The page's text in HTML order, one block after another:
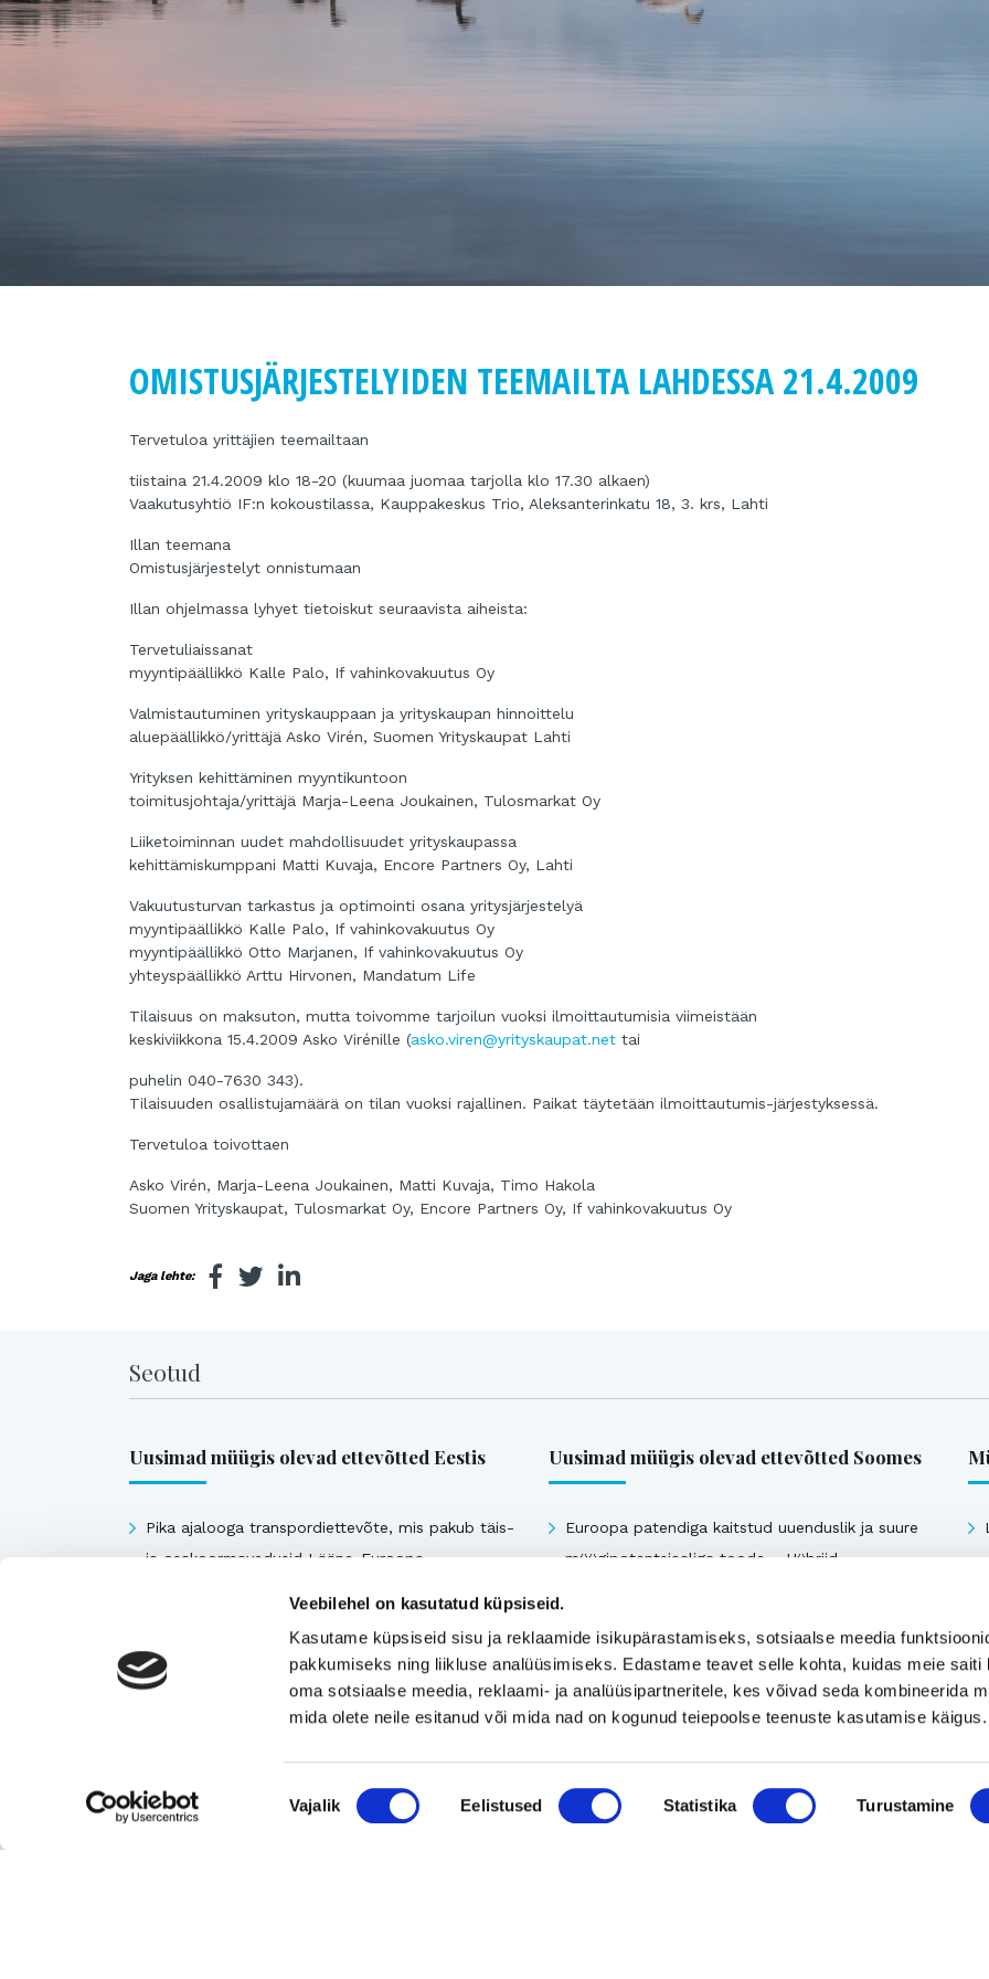
Veebilehel on kasutatud küpsiseid.
Kasutame küpsiseid sisu ja reklaamide isikupärastamiseks, sotsiaalse meedia
pakkumiseks ning liikluse analüüsimiseks. Edastame teavet selle kohta, kuidas meie saiti
oma sotsiaalse meedia, reklaami- ja analüüsipartneritele, kes võivad seda kombineerida
mida olete neile esitanud või mida nad on kogunud teiepoolse teenuste kasutamise käigus.
Nõusoleku
valik
Vajalik Eelistused Statistika Turustamine
OMISTUSJÄRJESTELYIDEN TEEMAILTA LAHDESSA 21.4.2009
Tervetuloa yrittäjien teemailtaan
tiistaina 21.4.2009 klo 18-20 (kuumaa juomaa tarjolla klo 17.30 alkaen)
Vaakutusyhtiö IF:n kokoustilassa, Kauppakeskus Trio, Aleksanterinkatu 18, 3. krs, Lahti
Illan teemana
Omistusjärjestelyt onnistumaan
Illan ohjelmassa lyhyet tietoiskut seuraavista aiheista:
Tervetuliaissanat
myyntipäällikkö Kalle Palo, If vahinkovakuutus Oy
Valmistautuminen yrityskauppaan ja yrityskaupan hinnoittelu
aluepäällikkö/yrittäjä Asko Virén, Suomen Yrityskaupat Lahti
Yrityksen kehittäminen myyntikuntoon
toimitusjohtaja/yrittäjä Marja-Leena Joukainen, Tulosmarkat Oy
Liiketoiminnan uudet mahdollisuudet yrityskaupassa
kehittämiskumppani Matti Kuvaja, Encore Partners Oy, Lahti
Vakuutusturvan tarkastus ja optimointi osana yritysjärjestelyä
myyntipäällikkö Kalle Palo, If vahinkovakuutus Oy
myyntipäällikkö Otto Marjanen, If vahinkovakuutus Oy
yhteyspäällikkö Arttu Hirvonen, Mandatum Life
Tilaisuus on maksuton, mutta toivomme tarjoilun vuoksi ilmoittautumisia viimeistään
keskiviikkona 15.4.2009 Asko Virénille (asko.viren@yrityskaupat.net tai
puhelin 040-7630 343).
Tilaisuuden osallistujamäärä on tilan vuoksi rajallinen. Paikat täytetään ilmoittautumis-järjestyksessä.
Tervetuloa toivottaen
Asko Virén, Marja-Leena Joukainen, Matti Kuvaja, Timo Hakola
Suomen Yrityskaupat, Tulosmarkat Oy, Encore Partners Oy, If vahinkovakuutus Oy
Jaga lehte:
Seotud
Uusimad müügis olevad ettevõtted Eestis
Pika ajalooga transpordiettevõte, mis pakub täis-
ja osakoormavedusid Lääne-Euroopa,
toidupood
Eesti moebränd, mis pakub kvaliteetseid ja
ainulaadseid naisterõivaid.
Rahvusvaheliselt tunnustatud metall- ja
Uusimad müügis olevad ettevõtted Soomes
Euroopa patendiga kaitstud uuenduslik ja suure
müügipotentsiaaliga toode – Hübriid-
Vaata kõiki